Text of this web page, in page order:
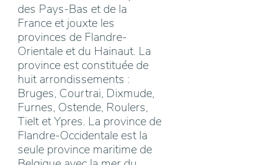
des Pays-Bas et de la
France et jouxte les
provinces de Flandre-
Orientale et du Hainaut. La
province est constituée de
huit arrondissements :
Bruges, Courtrai, Dixmude,
Furnes, Ostende, Roulers,
Tielt et Ypres. La province de
Flandre-Occidentale est la
seule province maritime de